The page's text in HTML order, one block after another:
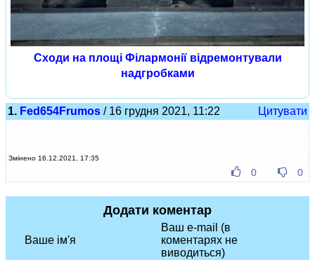
Сходи на площі Філармонії відремонтували
надгробками
1. Fed654Frumos / 16 грудня 2021, 11:22 Цитувати
Змінено 16.12.2021, 17:35
0 0
Додати коментар
Ваше ім'я
Ваш e-mail (в
коментарях не
виводиться)